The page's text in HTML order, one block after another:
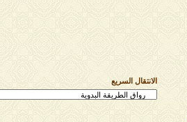
الانتقال السريع